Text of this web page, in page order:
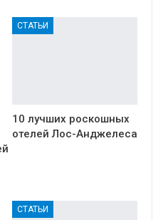
СТАТЬИ
10 лучших роскошных
отелей Лос-Анджелеса
СТАТЬИ